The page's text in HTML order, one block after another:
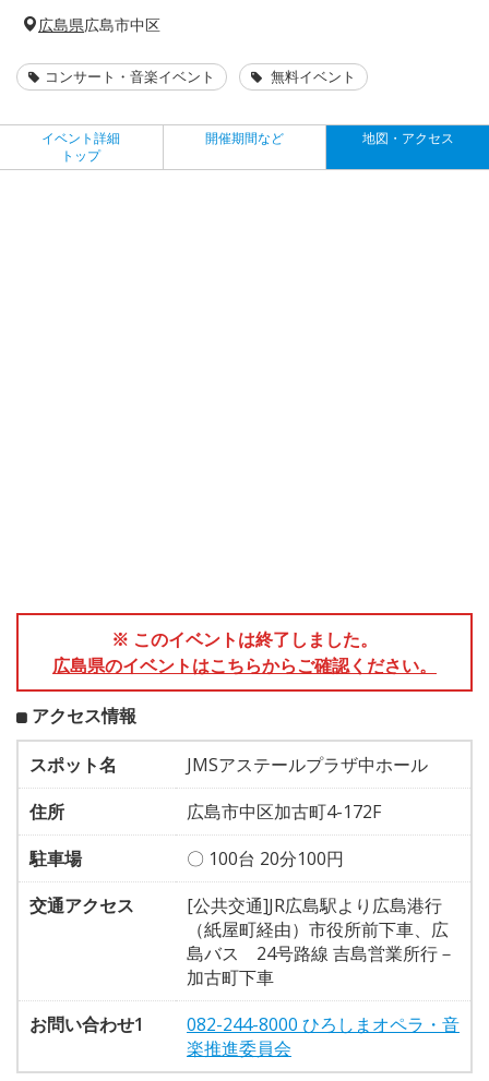
広島県広島市中区
コンサート・音楽イベント 無料イベント
イベント詳細
トップ
開催期間など 地図・アクセス
※ このイベントは終了しました。
広島県のイベントはこちらからご確認ください。
アクセス情報
スポット名
JMSアステールプラザ中ホール
住所
広島市中区加古町4-172F
駐車場
〇 100台 20分100円
交通アクセス
[公共交通]JR広島駅より広島港行
（紙屋町経由）市役所前下車、広
島バス 24号路線 吉島営業所行－
加古町下車
お問い合わせ1
082-244-8000 ひろしまオペラ・音
楽推進委員会